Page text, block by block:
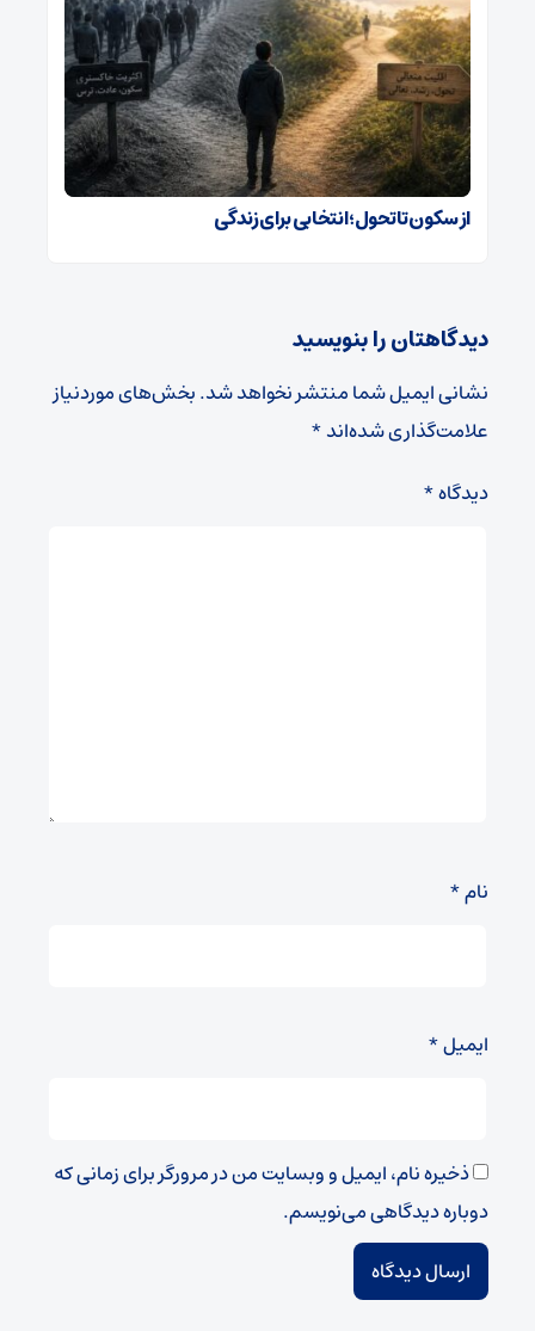
از سکون تا تحول؛ انتخابی برای زندگی
دیدگاهتان را بنویسید
نشانی ایمیل شما منتشر نخواهد شد.بخش‌های موردنیاز
علامت‌گذاری شده‌اند*
دیدگاه*
نام*
ایمیل*
ذخیره نام، ایمیل و وبسایت من در مرورگر برای زمانی که
دوباره دیدگاهی می‌نویسم.